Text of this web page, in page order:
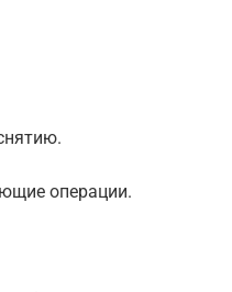
операции.